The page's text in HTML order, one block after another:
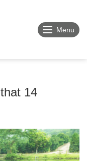
Menu
14